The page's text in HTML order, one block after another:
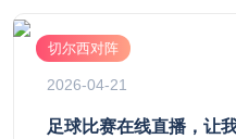
切尔西对阵
2026-04-21
足球比赛在线直播，让